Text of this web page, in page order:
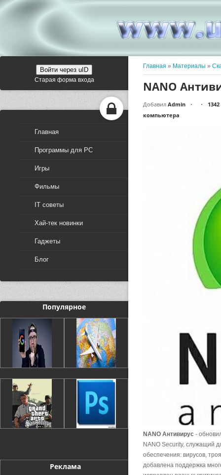
Войти через uID
Старая форма входа
Главная
Программы для PC
Игры
Фильмы
IT советы
Хай-тек новинки
Гаджеты
Блог
Популярное
Реклама
Главная » Материалы »
NANO
Добавил Admin • •
компьютера
NANO Антивирус -
NANO Security, служащий
обеспечения: вирусов,
добавлена поддержка